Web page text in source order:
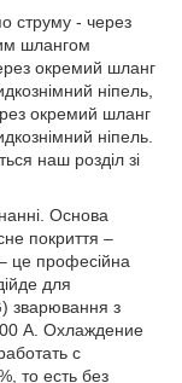
струму - через
шлангом
окремий шланг
ніпель,
окремий шланг
ніпель.
наш розділ зі
Основа
покриття –
це професійна
для
зварювання з
А. Охлаждение
с
то есть без